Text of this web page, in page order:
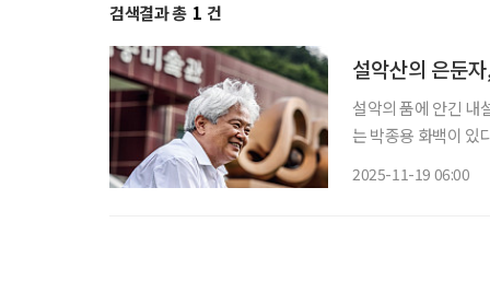
검색결과 총 1 건
설악산의 은둔
설악의 품에 안긴 내
는 박종용 화백이 있다. 50년 넘
2025-11-19 06:00